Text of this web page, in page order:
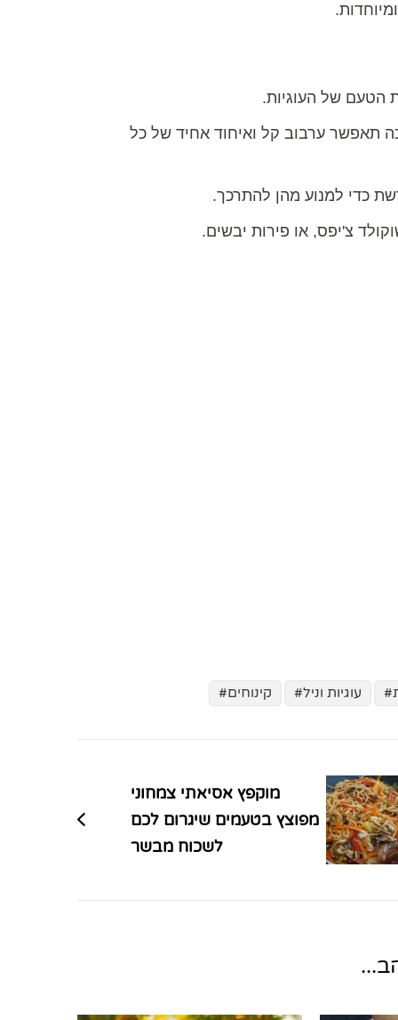
הטעם של העוגיות.
ערבוב קל ואיחוד אחיד של כל
כדי למנוע מהן להתרכך.
צ'יפס, או פירות יבשים.
עוגיות וניל קינוחים
מוקפץ אסיאתי צמחוני
מפוצץ בטעמים שיגרום לכם
לשכוח מבשר